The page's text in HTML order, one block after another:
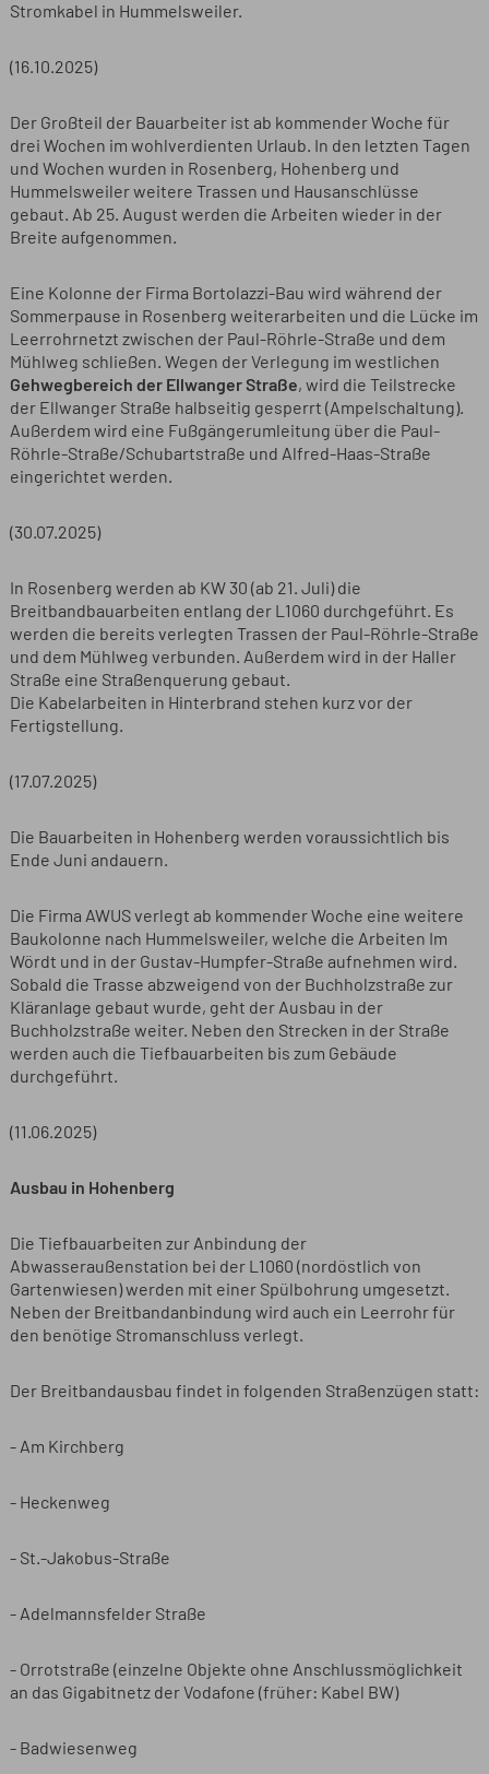
Stromkabel in Hummelsweiler.
(16.10.2025)
Der Großteil der Bauarbeiter ist ab kommender Woche für
drei Wochen im wohlverdienten Urlaub. In den letzten Tagen
und Wochen wurden in Rosenberg, Hohenberg und
Hummelsweiler weitere Trassen und Hausanschlüsse
gebaut. Ab 25. August werden die Arbeiten wieder in der
Breite aufgenommen.
Eine Kolonne der Firma Bortolazzi-Bau wird während der
Sommerpause in Rosenberg weiterarbeiten und die Lücke im
Leerrohrnetzt zwischen der Paul-Röhrle-Straße und dem
Mühlweg schließen. Wegen der Verlegung im westlichen
Gehwegbereich der Ellwanger Straße, wird die Teilstrecke
der Ellwanger Straße halbseitig gesperrt (Ampelschaltung).
Außerdem wird eine Fußgängerumleitung über die Paul-
Röhrle-Straße/Schubartstraße und Alfred-Haas-Straße
eingerichtet werden.
(30.07.2025)
In Rosenberg werden ab KW 30 (ab 21. Juli) die
Breitbandbauarbeiten entlang der L1060 durchgeführt. Es
werden die bereits verlegten Trassen der Paul-Röhrle-Straße
und dem Mühlweg verbunden. Außerdem wird in der Haller
Straße eine Straßenquerung gebaut.
Die Kabelarbeiten in Hinterbrand stehen kurz vor der
Fertigstellung.
(17.07.2025)
Die Bauarbeiten in Hohenberg werden voraussichtlich bis
Ende Juni andauern.
Die Firma AWUS verlegt ab kommender Woche eine weitere
Baukolonne nach Hummelsweiler, welche die Arbeiten Im
Wördt und in der Gustav-Humpfer-Straße aufnehmen wird.
Sobald die Trasse abzweigend von der Buchholzstraße zur
Kläranlage gebaut wurde, geht der Ausbau in der
Buchholzstraße weiter. Neben den Strecken in der Straße
werden auch die Tiefbauarbeiten bis zum Gebäude
durchgeführt.
(11.06.2025)
Ausbau in Hohenberg
Die Tiefbauarbeiten zur Anbindung der
Abwasseraußenstation bei der L1060 (nordöstlich von
Gartenwiesen) werden mit einer Spülbohrung umgesetzt.
Neben der Breitbandanbindung wird auch ein Leerrohr für
den benötige Stromanschluss verlegt.
Der Breitbandausbau findet in folgenden Straßenzügen statt:
- Am Kirchberg
- Heckenweg
- St.-Jakobus-Straße
- Adelmannsfelder Straße
- Orrotstraße (einzelne Objekte ohne Anschlussmöglichkeit
an das Gigabitnetz der Vodafone (früher: Kabel BW)
- Badwiesenweg